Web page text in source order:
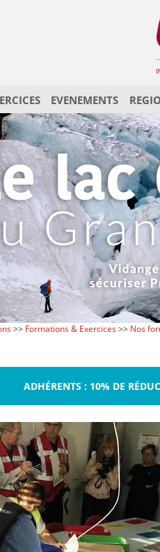
EVENEMENTS
>> Formations & Exercices>> Nos
ADHÉRENTS : 10% DE